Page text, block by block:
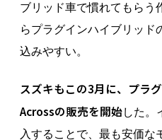
ブリッド車で慣れてもらう
らプラグインハイブリッド
込みやすい。
スズキもこの3月に、プラ
Acrossの販売を開始した。
入することで、最も安価